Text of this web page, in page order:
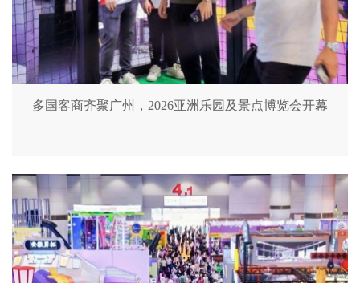
多国客商齐聚广州，2026亚洲乐园及景点博览会开幕